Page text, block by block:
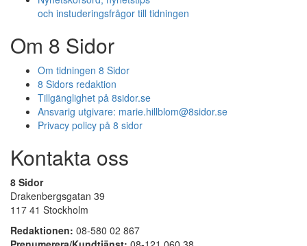
och instuderingsfrågor till tidningen
Om 8 Sidor
Om tidningen 8 Sidor
8 Sidors redaktion
Tillgänglighet på 8sidor.se
Ansvarig utgivare: marie.hillblom@8sidor.se
Privacy policy på 8 sidor
Kontakta oss
8 Sidor
Drakenbergsgatan 39
117 41 Stockholm
Redaktionen: 08-580 02 867